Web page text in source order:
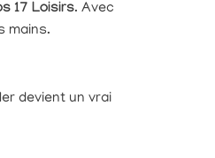
17 Loisirs. Avec
mains.
devient un vrai